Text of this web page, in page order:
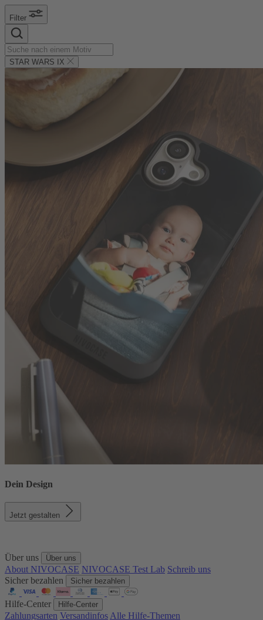
Filter
STAR WARS IX
Dein Design
Jetzt gestalten
Über uns Über uns
About NIVOCASE NIVOCASE Test Lab Schreib uns
Sicher bezahlen
Sicher bezahlen
Hilfe-Center Hilfe-Center
Zahlungsarten VersandinfosAlle Hilfe-Themen